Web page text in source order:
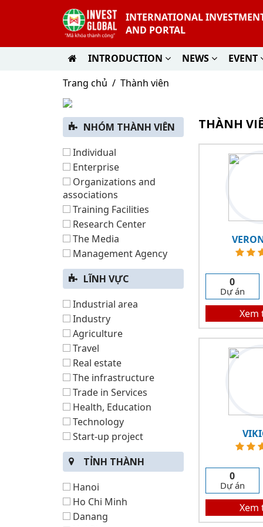
INTERNATIONAL
AND PORTAL
INTRODUCTION NEWS EVENT
Trang chủ
Thành viên
THÀNH
0
Dự án
Xem
0
Dự án
Xem
NHÓM THÀNH VIÊN
Individual
Enterprise
Organizations and
associations
Training Facilities
Research Center
The Media
Management Agency
LĨNH VỰC
Industrial area
Industry
Agriculture
Travel
Real estate
The infrastructure
Trade in Services
Health, Education
Technology
Start-up project
TỈNH THÀNH
Hanoi
Ho Chi Minh
Danang